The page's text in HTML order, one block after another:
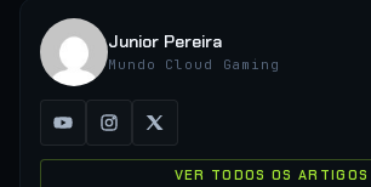
Junior Pereira
Mundo Cloud Gaming
VER TODOS OS ARTIGOS